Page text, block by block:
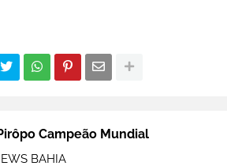
Campeão Mundial
BAHIA